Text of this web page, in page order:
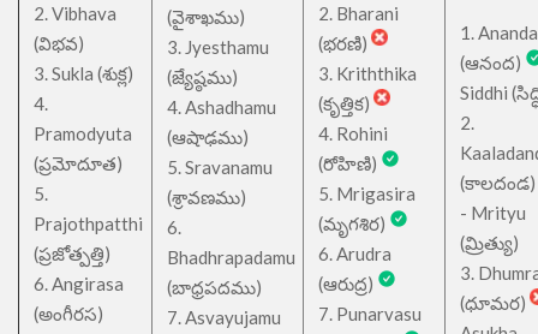
2. Vibhava
(విభవ)
3. Sukla (శుక్ల)
4.
Pramodyuta
(ప్రమోదూత)
5.
Prajothpatthi
(ప్రజోత్పత్తి)
6. Angirasa
(అంగీరస)
(వైశాఖము)
3. Jyesthamu
(జ్యేష్ఠము)
4. Ashadhamu
(ఆషాఢము)
5. Sravanamu
(శ్రావణము)
6.
Bhadhrapadamu
(బాధ్రపదము)
7. Asvayujamu
2. Bharani
(భరణి)
3. Kriththika
(కృత్తిక)
4. Rohini
(రోహిణి)
5. Mrigasira
(మృగశిర)
6. Arudra
(ఆరుద్ర)
7. Punarvasu
1. Ananda
(ఆనంద)
Siddhi
2.
(కాలదండ)
- Mrityu
(మ్రిత్యు)
3.
(ధూమర)